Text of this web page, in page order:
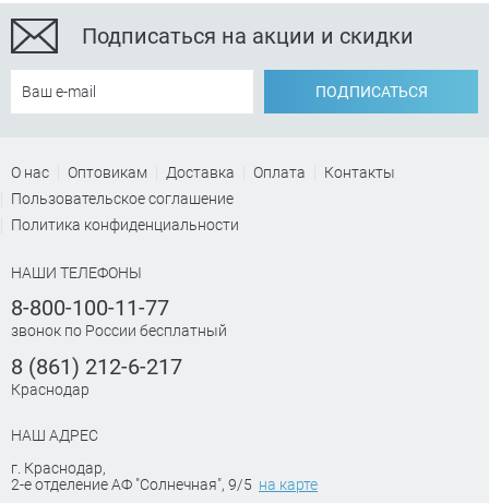
Подписаться на акции и скидки
ПОДПИСАТЬСЯ
О нас Оптовикам Доставка Оплата
Контакты
Пользовательское соглашение
Политика конфиденциальности
НАШИ ТЕЛЕФОНЫ
8-800-100-11-77
звонок по России бесплатный
8 (861) 212-6-217
Краснодар
НАШ АДРЕС
г. Краснодар,
2-е отделение АФ "Солнечная", 9/5 на карте